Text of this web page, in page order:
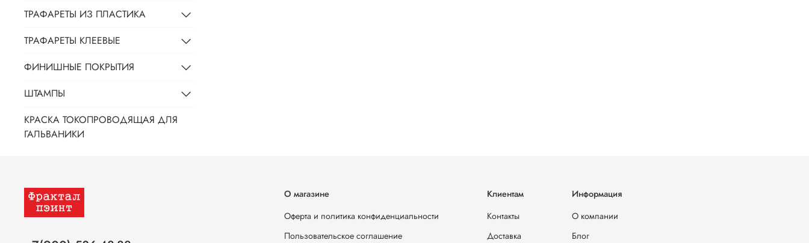
ТРАФАРЕТЫ ИЗ ПЛАСТИКА
ТРАФАРЕТЫ КЛЕЕВЫЕ
ФИНИШНЫЕ ПОКРЫТИЯ
ШТАМПЫ
КРАСКА ТОКОПРОВОДЯЩАЯ ДЛЯ
ГАЛЬВАНИКИ
О магазине
Оферта и политика конфиденциальности
Пользовательское соглашение
Клиентам
Контакты
Доставка
Информация
О компании
Блог